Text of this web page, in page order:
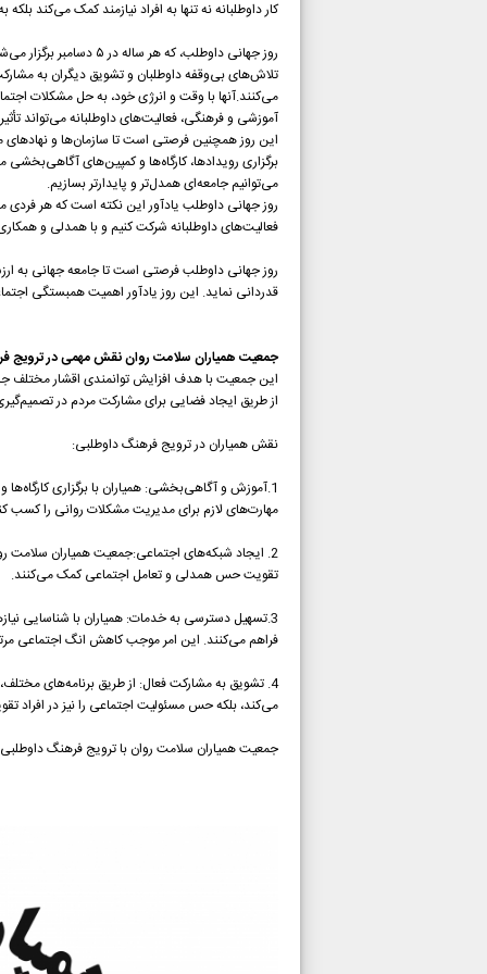
کار داوطلبانه نه تنها به افراد نیازمند کمک می‌کند
روز جهانی داوطلب،
تلاش‌های بی‌وقفه داوطلبان و تشویق دیگران به
می‌کنند.آنها با وقت و انرژی خود، به حل مشکلات
آموزشی و فرهنگی، فعالیت‌های داوطلبانه می‌تواند
این روز همچنین فرصتی است تا سازمان‌ها و نهادهای
برگزاری رویدادها، کارگاه‌ها و کمپین‌های آگاهی‌بخشی
می‌توانیم جامعه‌ای همدل‌تر و پایدارتر بسازیم.
روز جهانی داوطلب یادآور این نکته است که هر فردی
فعالیت‌های داوطلبانه شرکت کنیم و با همدلی و
روز جهانی داوطلب فرصتی است تا جامعه جهانی به
قدردانی نماید. این روز یادآور اهمیت همبستگی
جمعیت همیاران سلامت روان نقش مهمی در ترویج
این جمعیت با هدف افزایش توانمندی اقشار مختلف
از طریق ایجاد فضایی برای مشارکت مردم در
نقش همیاران در ترویج فرهنگ داوطلبی:
1.آموزش و آگاهی‌بخشی: همیاران با برگزاری
مهارت‌های لازم برای مدیریت مشکلات روانی را کسب
2. ایجاد شبکه‌های اجتماعی:جمعیت همیاران سلامت
تقویت حس همدلی و تعامل اجتماعی کمک می‌کنند.
3.تسهیل دسترسی به خدمات: همیاران با شناسایی
فراهم می‌کنند. این امر موجب کاهش انگ اجتماعی
4. تشویق به مشارکت فعال: از طریق برنامه‌های
می‌کند، بلکه حس مسئولیت اجتماعی را نیز در افراد
جمعیت همیاران سلامت روان با ترویج فرهنگ